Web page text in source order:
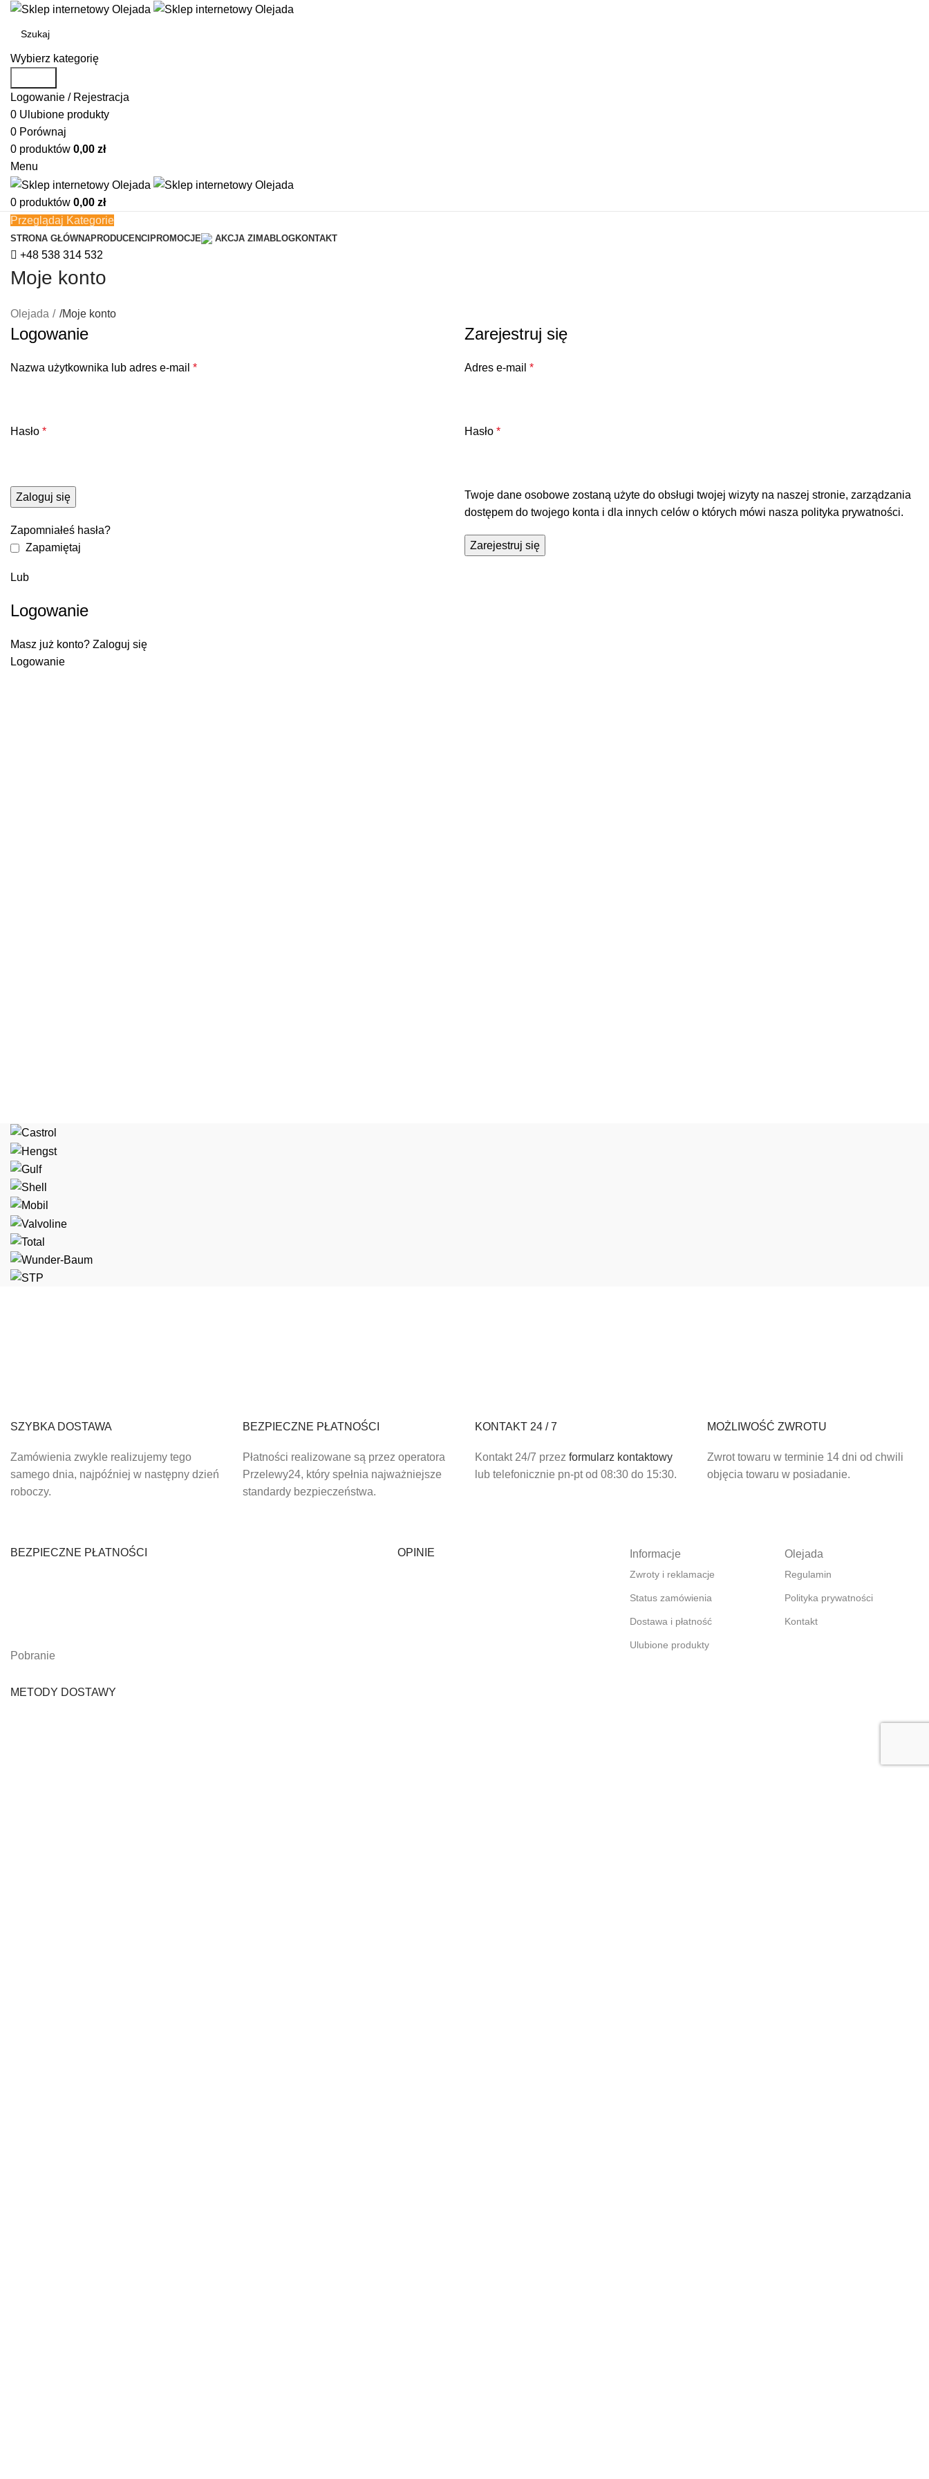
Wybierz kategorię
Logowanie / Rejestracja
0 Ulubione produkty
0 Porównaj
0 produktów 0,00 zł
Menu
0 produktów 0,00 zł
Przeglądaj Kategorie
STRONA GŁÓWNAPRODUCENCIPROMOCJE AKCJA ZIMABLOGKONTAKT
+48 538 314 532
Moje konto
Olejada /Moje konto
Logowanie
Nazwa użytkownika lub adres e-mail *
Hasło *
Zaloguj się
Zapomniałeś hasła?
Zapamiętaj
Zarejestruj się
Adres e-mail *
Hasło *
Twoje dane osobowe zostaną użyte do obsługi twojej wizyty na naszej stronie, zarządzania
dostępem do twojego konta i dla innych celów o których mówi nasza polityka prywatności.
Zarejestruj się
Lub
Logowanie
Masz już konto? Zaloguj się
Logowanie
SZYBKA DOSTAWA
Zamówienia zwykle realizujemy tego
samego dnia, najpóźniej w następny dzień
roboczy.
BEZPIECZNE PŁATNOŚCI
Płatności realizowane są przez operatora
Przelewy24, który spełnia najważniejsze
standardy bezpieczeństwa.
KONTAKT 24 / 7
Kontakt 24/7 przez formularz kontaktowy
lub telefonicznie pn-pt od 08:30 do 15:30.
MOŻLIWOŚĆ ZWROTU
Zwrot towaru w terminie 14 dni od chwili
objęcia towaru w posiadanie.
BEZPIECZNE PŁATNOŚCI
Pobranie
METODY DOSTAWY
OPINIE Informacje
Zwroty i reklamacje
Status zamówienia
Dostawa i płatność
Ulubione produkty
Olejada
Regulamin
Polityka prywatności
Kontakt